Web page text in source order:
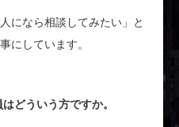
になら相談してみたい」と
にしています。
どういう方ですか。